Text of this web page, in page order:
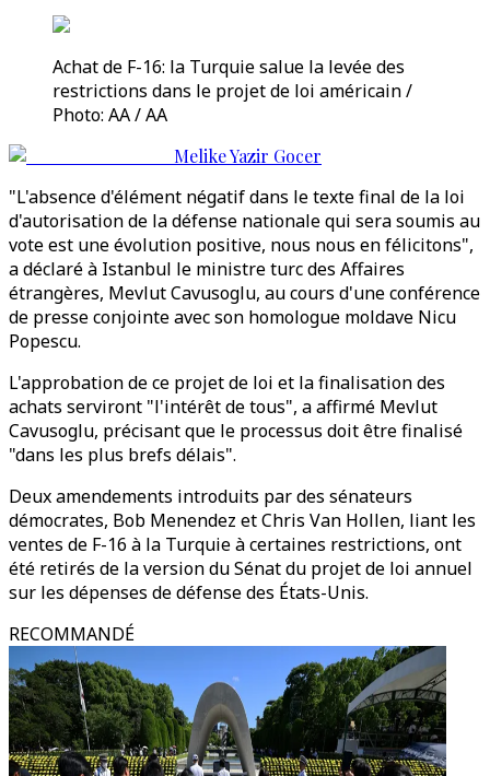
Achat de F-16: la Turquie salue la levée des
restrictions dans le projet de loi américain /
Photo: AA / AA
Melike Yazir Gocer
"L'absence d'élément négatif dans le texte final de la loi
d'autorisation de la défense nationale qui sera soumis au
vote est une évolution positive, nous nous en félicitons",
a déclaré à Istanbul le ministre turc des Affaires
étrangères, Mevlut Cavusoglu, au cours d'une conférence
de presse conjointe avec son homologue moldave Nicu
Popescu.
L'approbation de ce projet de loi et la finalisation des
achats serviront "l'intérêt de tous", a affirmé Mevlut
Cavusoglu, précisant que le processus doit être finalisé
"dans les plus brefs délais".
Deux amendements introduits par des sénateurs
démocrates, Bob Menendez et Chris Van Hollen, liant les
ventes de F-16 à la Turquie à certaines restrictions, ont
été retirés de la version du Sénat du projet de loi annuel
sur les dépenses de défense des États-Unis.
RECOMMANDÉ